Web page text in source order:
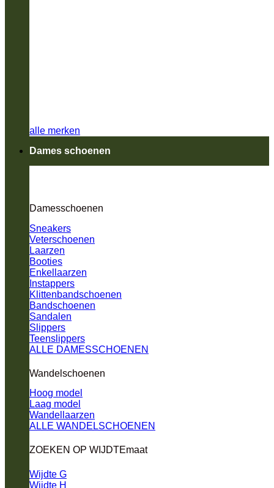
alle merken
Dames schoenen
Damesschoenen
Sneakers
Veterschoenen
Laarzen
Booties
Enkellaarzen
Instappers
Klittenbandschoenen
Bandschoenen
Sandalen
Slippers
Teenslippers
ALLE DAMESSCHOENEN
Wandelschoenen
Hoog model
Laag model
Wandellaarzen
ALLE WANDELSCHOENEN
ZOEKEN OP WIJDTEmaat
Wijdte G
Wijdte H